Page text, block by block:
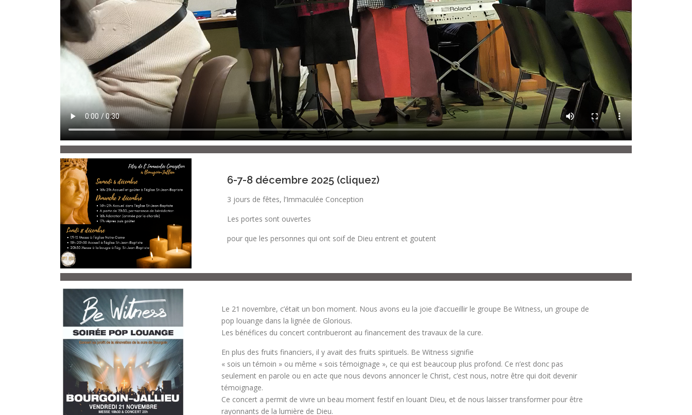
6-7-8 décembre 2025 (cliquez)
3 jours de fêtes, l’Immaculée Conception
Les portes sont ouvertes
pour que les personnes qui ont soif de Dieu entrent et goutent
Le 21 novembre, c’était un bon moment. Nous avons eu la joie d’accueillir le groupe Be Witness, un groupe de
pop louange dans la lignée de Glorious.
Les bénéfices du concert contribueront au financement des travaux de la cure.
En plus des fruits financiers, il y avait des fruits spirituels. Be Witness signifie
« sois un témoin » ou même « sois témoignage », ce qui est beaucoup plus profond. Ce n’est donc pas
seulement en parole ou en acte que nous devons annoncer le Christ, c’est nous, notre être qui doit devenir
témoignage.
Ce concert a permit de vivre un beau moment festif en louant Dieu, et de nous laisser transformer pour être
rayonnants de la lumière de Dieu.